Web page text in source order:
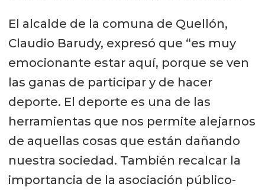
El alcalde de la comuna de Quellón,
Claudio Barudy, expresó que “es muy
emocionante estar aquí, porque se ven
las ganas de participar y de hacer
deporte. El deporte es una de las
herramientas que nos permite alejarnos
de aquellas cosas que están dañando
nuestra sociedad. También recalcar la
importancia de la asociación público-